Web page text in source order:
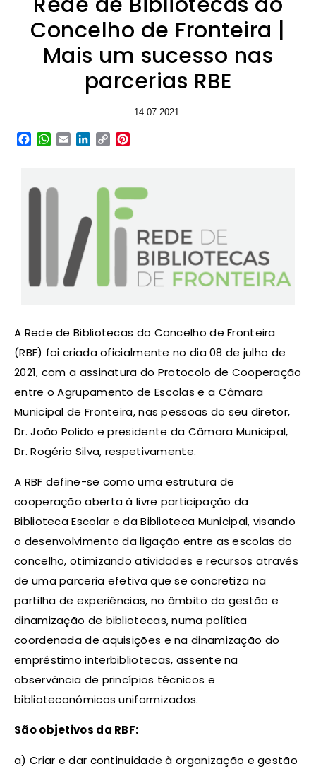
Concelho de Fronteira |
Mais um sucesso nas
parcerias RBE
14.07.2021
Facebook
WhatsApp
EmailLinkedIn
Copy
A Rede de Bibliotecas do Concelho de Fronteira
(RBF) foi criada oficialmente no dia 08 de julho de
2021, com a assinatura do Protocolo de Cooperação
entre o Agrupamento de Escolas e a Câmara
Municipal de Fronteira, nas pessoas do seu diretor,
Dr. João Polido e presidente da Câmara Municipal,
Dr. Rogério Silva, respetivamente.
A RBF define-se como uma estrutura de
cooperação aberta à livre participação da
Biblioteca Escolar e da Biblioteca Municipal, visando
o desenvolvimento da ligação entre as escolas do
concelho, otimizando atividades e recursos através
de uma parceria efetiva que se concretiza na
partilha de experiências, no âmbito da gestão e
dinamização de bibliotecas, numa política
coordenada de aquisições e na dinamização do
empréstimo interbibliotecas, assente na
observância de princípios técnicos e
biblioteconómicos uniformizados.
São objetivos da RBF:
a) Criar e dar continuidade à organização e gestão